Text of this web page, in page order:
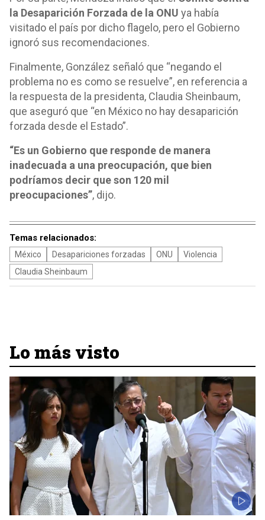
la Desaparición Forzada de la ONU ya había
visitado el país por dicho flagelo, pero el Gobierno
ignoró sus recomendaciones.
Finalmente, González señaló que “negando el
problema no es como se resuelve”, en referencia a
la respuesta de la presidenta, Claudia Sheinbaum,
que aseguró que “en México no hay desaparición
forzada desde el Estado”.
“Es un Gobierno que responde de manera
inadecuada a una preocupación, que bien
podríamos decir que son 120 mil
preocupaciones”, dijo.
Temas relacionados:
México Desapariciones forzadas ONU
Violencia
Claudia Sheinbaum
Lo más visto